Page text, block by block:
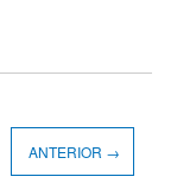
ANTERIOR →